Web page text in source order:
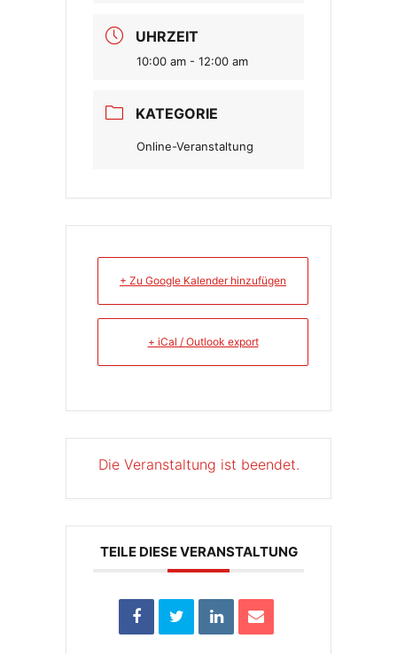
UHRZEIT
10:00 am - 12:00 am
KATEGORIE
Online-Veranstaltung
+ Zu Google Kalender hinzufügen
+ iCal / Outlook export
Die Veranstaltung ist beendet.
TEILE DIESE VERANSTALTUNG